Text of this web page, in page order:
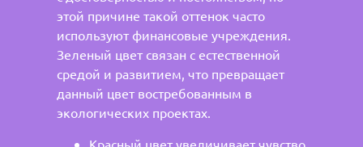
этой причине такой оттенок часто
используют финансовые учреждения.
Зеленый цвет связан с естественной
средой и развитием, что превращает
данный цвет востребованным в
экологических проектах.
Красный цвет увеличивает чувство